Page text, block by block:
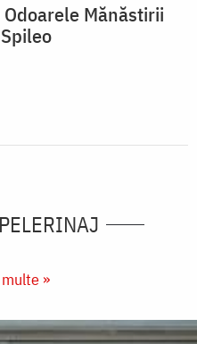
Odoarele Mănăstirii
»